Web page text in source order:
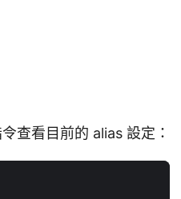
查看目前的 alias 設定：